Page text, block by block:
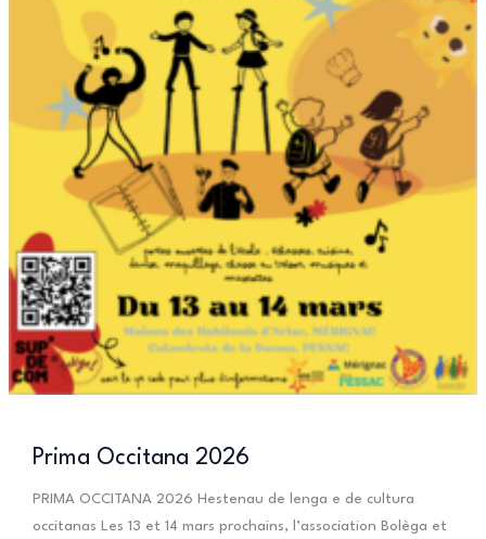
Prima Occitana 2026
PRIMA OCCITANA 2026 Hestenau de lenga e de cultura
occitanas Les 13 et 14 mars prochains, l’association Bolèga et